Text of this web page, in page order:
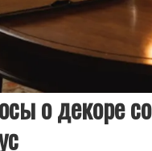
о декоре